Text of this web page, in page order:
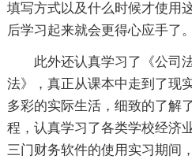
填写方式以及什么时候才使用
后学习起来就会更得心应手了。
此外还认真学习了《公司
法》，真正从课本中走到了现
多彩的实际生活，细致的了解
程，认真学习了各类学校经济
三门财务软件的使用实习期间